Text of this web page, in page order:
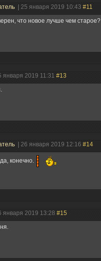
| 25 января 2019 10:43 #11
что новое лучше чем старое?
января 2019 11:31 #13
| 26 января 2019 12:16 #14
конечно.
января 2019 13:28 #15